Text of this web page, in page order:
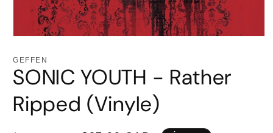
média
dans
une
fenêtre
modale
GEFFEN
SONIC YOUTH - Rather
Ripped (Vinyle)